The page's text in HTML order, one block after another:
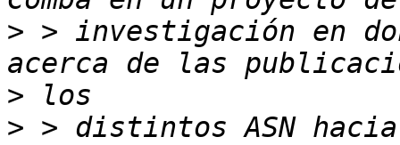
> > investigación en
>
> > distintos ASN